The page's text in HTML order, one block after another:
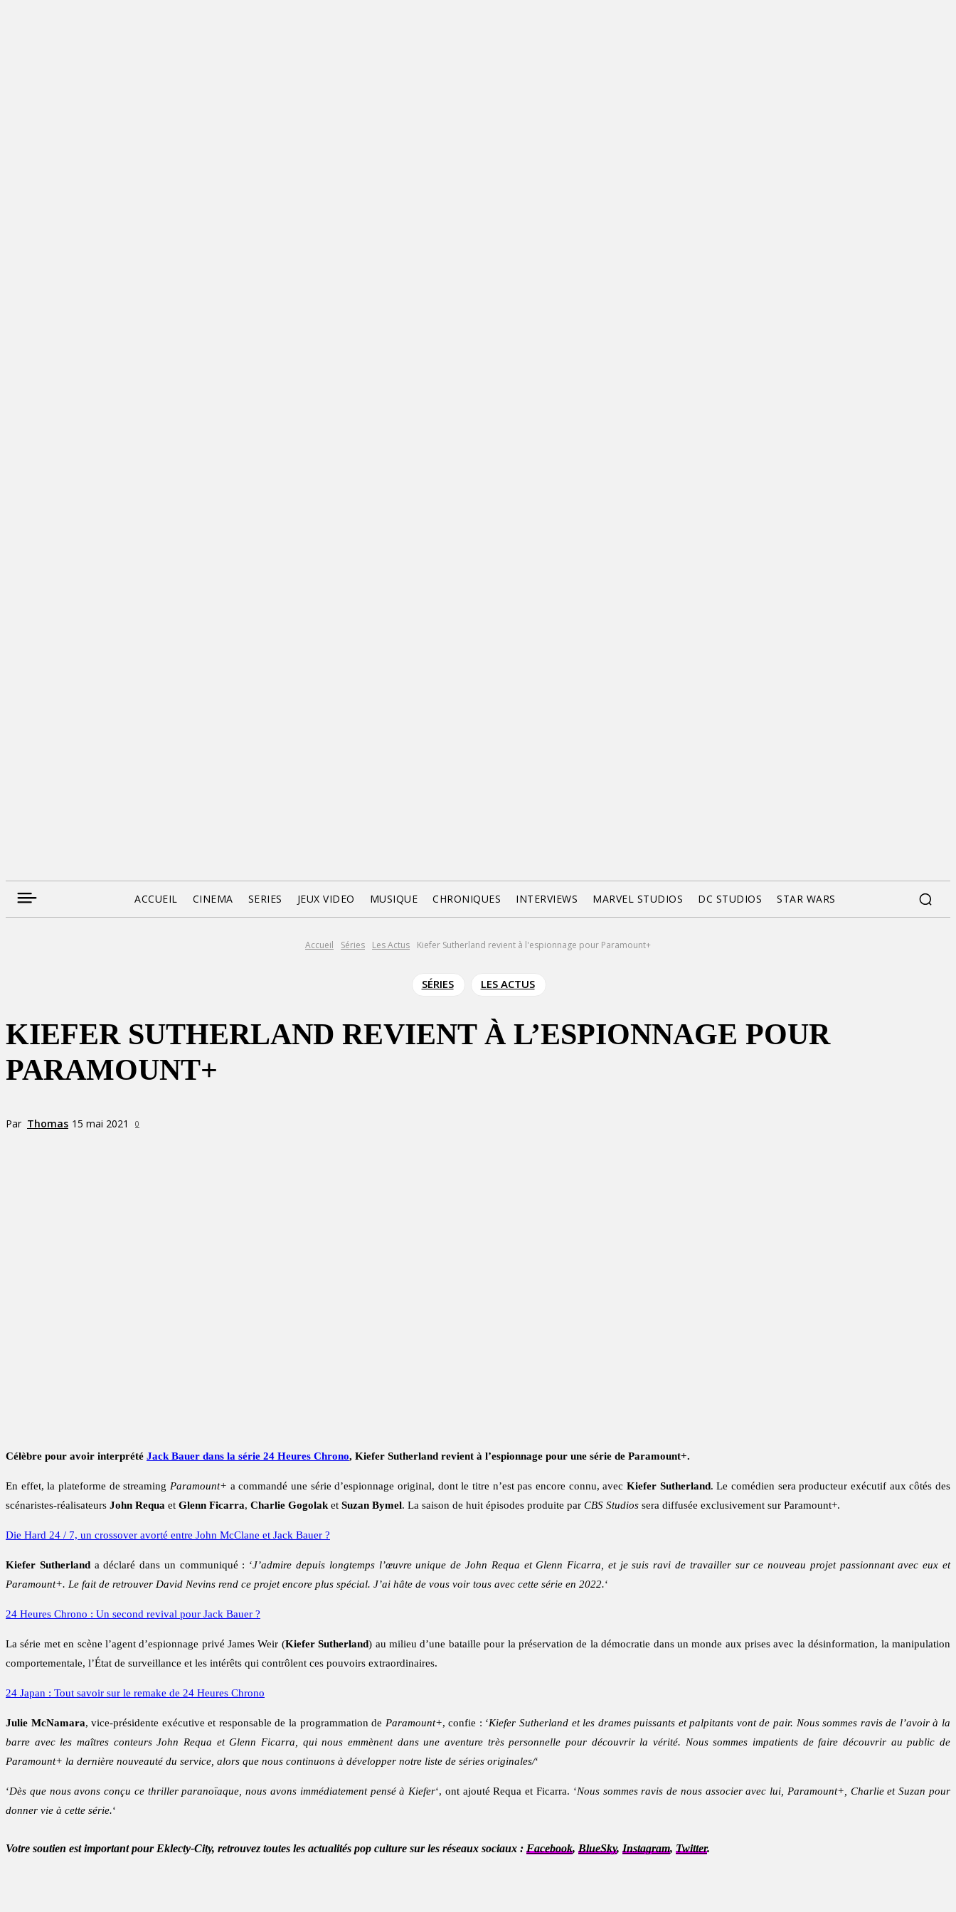
ACCUEIL CINEMA SERIES JEUX VIDEO MUSIQUE CHRONIQUES INTERVIEWS MARVEL STUDIOS DC STUDIOS STAR WARS
Accueil Séries Les Actus Kiefer Sutherland revient à l'espionnage pour Paramount+
SÉRIES LES ACTUS
KIEFER SUTHERLAND REVIENT À L’ESPIONNAGE POUR
PARAMOUNT+
Par Thomas 15 mai 2021 0
Célèbre pour avoir interprété Jack Bauer dans la série 24 Heures Chrono, Kiefer Sutherland revient à l’espionnage pour une série de Paramount+.
En effet, la plateforme de streaming Paramount+ a commandé une série d’espionnage original, dont le titre n’est pas encore connu, avec Kiefer Sutherland. Le comédien sera producteur exécutif aux côtés des
scénaristes-réalisateurs John Requa et Glenn Ficarra, Charlie Gogolak et Suzan Bymel. La saison de huit épisodes produite par CBS Studios sera diffusée exclusivement sur Paramount+.
Die Hard 24 / 7, un crossover avorté entre John McClane et Jack Bauer ?
Kiefer Sutherlanda déclaré dans un communiqué : ‘J’admire depuis longtemps l’œuvre unique de John Requa et Glenn Ficarra, et je suis ravi de travailler sur ce nouveau projet passionnant avec eux et
Paramount+. Le fait de retrouver David Nevins rend ce projet encore plus spécial. J’ai hâte de vous voir tous avec cette série en 2022.‘
24 Heures Chrono : Un second revival pour Jack Bauer ?
La série met en scène l’agent d’espionnage privé James Weir (Kiefer Sutherland) au milieu d’une bataille pour la préservation de la démocratie dans un monde aux prises avec la désinformation, la manipulation
comportementale, l’État de surveillance et les intérêts qui contrôlent ces pouvoirs extraordinaires.
24 Japan : Tout savoir sur le remake de 24 Heures Chrono
Julie McNamara, vice-présidente exécutive et responsable de la programmation de Paramount+, confie : ‘Kiefer Sutherland et les drames puissants et palpitants vont de pair. Nous sommes ravis de l’avoir à la
barre avec les maîtres conteurs John Requa et Glenn Ficarra, qui nous emmènent dans une aventure très personnelle pour découvrir la vérité. Nous sommes impatients de faire découvrir au public de
Paramount+ la dernière nouveauté du service, alors que nous continuons à développer notre liste de séries originales/‘
‘Dès que nous avons conçu ce thriller paranoïaque, nous avons immédiatement pensé à Kiefer‘, ont ajouté Requa et Ficarra. ‘Nous sommes ravis de nous associer avec lui, Paramount+, Charlie et Suzan pour
donner vie à cette série.‘
Votre soutien est important pour Eklecty-City, retrouvez toutes les actualités pop culture sur les réseaux sociaux : Facebook, BlueSky, Instagram, Twitter.